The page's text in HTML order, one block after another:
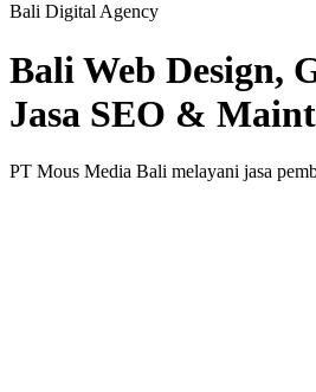
Bali Digital Agency
Bali Web Design,
Jasa SEO &
PT Mous Media Bali melayani jasa